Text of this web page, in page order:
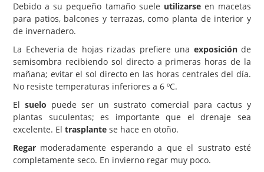
Debido a su pequeño tamaño suele utilizarseen macetas
para patios, balcones y terrazas, como planta de interior y
de invernadero.
La Echeveria de hojas rizadas prefiere una exposiciónde
semisombra recibiendo sol directo a primeras horas de la
mañana; evitar el sol directo en las horas centrales del día.
No resiste temperaturas inferiores a 6 ºC.
El suelo puede ser un sustrato comercial para cactus y
plantas suculentas; es importante que el drenaje sea
excelente. El trasplante se hace en otoño.
Regar moderadamente esperando a que el sustrato esté
completamente seco. En invierno regar muy poco.